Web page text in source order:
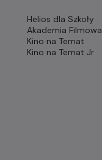
Helios dla Szkoły
Akademia Filmowa
Kino na Temat
Kino na Temat Jr